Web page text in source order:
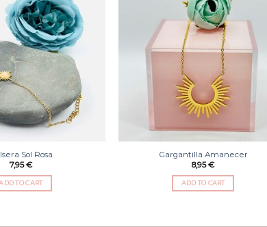
Añadir
a la
lista
de
deseos
Sol Rosa
7,95€
TO CART
Gargantilla Amanecer
8,95€
ADD TO CART